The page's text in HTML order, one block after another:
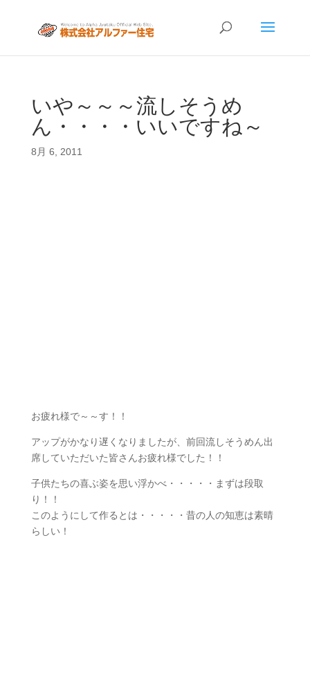
いや～～～流しそうめ
ん・・・・いいですね～
8月 6, 2011
お疲れ様で～～す！！
アップがかなり遅くなりましたが、前回流しそうめん出
席していただいた皆さんお疲れ様でした！！
子供たちの喜ぶ姿を思い浮かべ・・・・・まずは段取
り！！
このようにして作るとは・・・・・昔の人の知恵は素晴
らしい！